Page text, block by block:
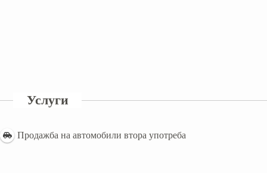
Услуги
Продажба на автомобили втора употреба